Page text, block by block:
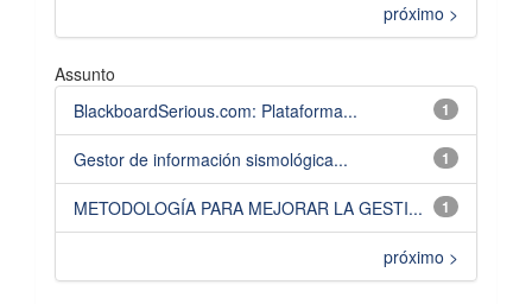
próximo >
Assunto
1
BlackboardSerious.com: Plataforma...
1
Gestor de información sismológica...
1
METODOLOGÍA PARA MEJORAR LA GESTI...
próximo >